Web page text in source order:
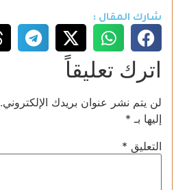
شارك المقال :
اترك تعليقاً
لن يتم نشر عنوان بريدك الإلكتروني.
إليها بـ *
التعليق *